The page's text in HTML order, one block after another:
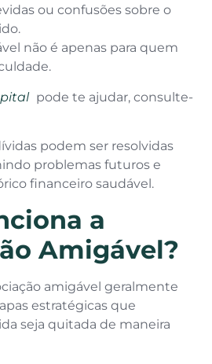
ou confusões sobre o
não é apenas para quem
pode te ajudar, consulte-
podem ser resolvidas
problemas futuros e
financeiro saudável.
a
Amigável?
amigável geralmente
estratégicas que
seja quitada de maneira